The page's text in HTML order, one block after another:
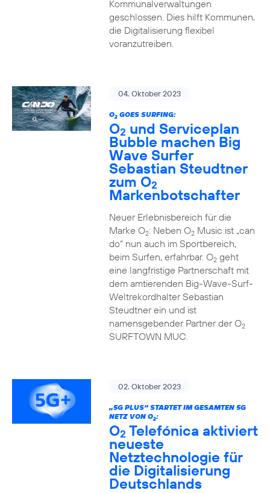
Kommunalverwaltungen
geschlossen. Dies hilft Kommunen,
die Digitalisierung flexibel
voranzutreiben.
04. Oktober 2023
O2GOES SURFING:
O2 und Serviceplan
Bubble machen Big
Wave Surfer
Sebastian Steudtner
zum O2
Markenbotschafter
Neuer Erlebnisbereich für die
Marke O2: Neben O2Music ist „can
do“ nun auch im Sportbereich,
beim Surfen, erfahrbar. O2geht
eine langfristige Partnerschaft mit
dem amtierenden Big-Wave-Surf-
Weltrekordhalter Sebastian
Steudtner ein und ist
namensgebender Partner der O2
SURFTOWN MUC.
02. Oktober 2023
„5G PLUS“ STARTET IM GESAMTEN 5G
NETZ VON O2:
O2 Telefónica aktiviert
neueste
Netztechnologie für
die Digitalisierung
Deutschlands